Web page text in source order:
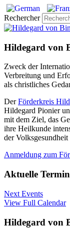
Rechercher
Hildegard von
Zweck der
Verbreitung und
als christliches
DerFörderkreis
Hildegard Pionier
mit dem Ziel, das
ihre Heilkunde
der
Anmeldung zum
Aktuelle
Next Events
View Full Calendar
Hildegard von